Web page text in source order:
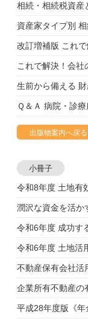
相続・相続税資産
資産家タイプ別
改訂増補版 これ
これで解決！会
生前から備える
Ｑ＆Ａ 病院・診
出版物案内へ戻る
小冊子
令和8年度 土地有
潤沢な資金を活か
令和6年度 成功す
令和6年度 土地活
不動産保有会社活
企業所有不動産の
平成28年度版《